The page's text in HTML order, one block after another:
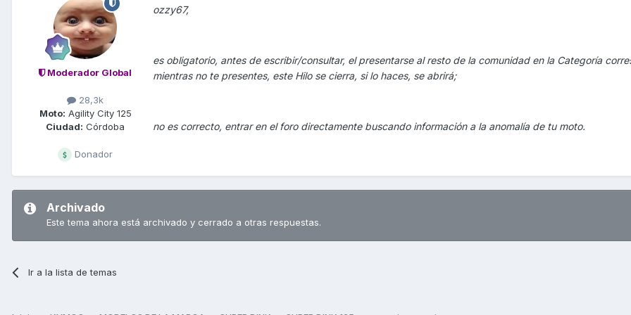
Moderador Global
28,3k
Moto: Agility City 125
Ciudad: Córdoba
Donador
ozzy67,
es obligatorio, antes de escribir/consultar, el presentarse al resto de la comunidad en la Categoría
mientras no te presentes, este Hilo se cierra, si lo haces, se abrirá;
no es correcto, entrar en el foro directamente buscando información a la anomalía de tu moto.
Archivado
Este tema ahora está archivado y cerrado a otras respuestas.
Ir a la lista de temas